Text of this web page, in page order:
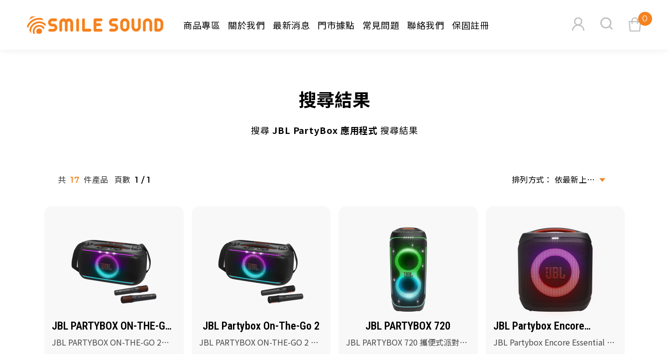
0
商品專區 關於我們 最新消息 門市據點 常見問題 聯絡我們 保固註冊
搜尋結果
搜尋 JBL PartyBox 應用程式 搜尋結果
共 17 件產品 頁數 1 / 1 依最新上架排序
JBL PARTYBOX ON-THE-GO
2 PLUS
JBL PARTYBOX ON-THE-GO 2
JBL Partybox On-The-Go 2
JBL PARTYBOX ON-THE-GO 2 可
JBL PARTYBOX 720
JBL PARTYBOX 720 攜便式派對燈
JBL Partybox Encore
Essential 2
JBL Partybox Encore Essential 2